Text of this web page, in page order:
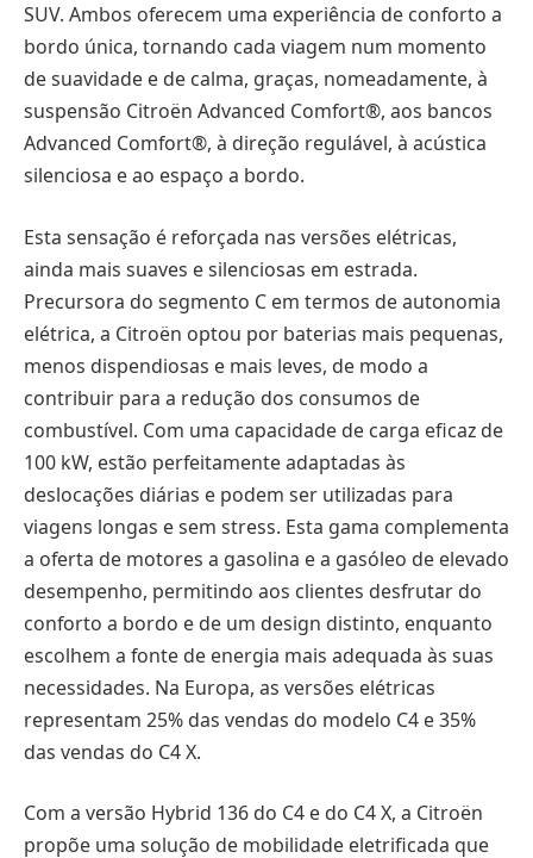
SUV. Ambos oferecem uma experiência de conforto a
bordo única, tornando cada viagem num momento
de suavidade e de calma, graças, nomeadamente, à
suspensão Citroën Advanced Comfort®, aos bancos
Advanced Comfort®, à direção regulável, à acústica
silenciosa e ao espaço a bordo.
Esta sensação é reforçada nas versões elétricas,
ainda mais suaves e silenciosas em estrada.
Precursora do segmento C em termos de autonomia
elétrica, a Citroën optou por baterias mais pequenas,
menos dispendiosas e mais leves, de modo a
contribuir para a redução dos consumos de
combustível. Com uma capacidade de carga eficaz de
100 kW, estão perfeitamente adaptadas às
deslocações diárias e podem ser utilizadas para
viagens longas e sem stress. Esta gama complementa
a oferta de motores a gasolina e a gasóleo de elevado
desempenho, permitindo aos clientes desfrutar do
conforto a bordo e de um design distinto, enquanto
escolhem a fonte de energia mais adequada às suas
necessidades. Na Europa, as versões elétricas
representam 25% das vendas do modelo C4 e 35%
das vendas do C4 X.
Com a versão Hybrid 136 do C4 e do C4 X, a Citroën
propõe uma solução de mobilidade eletrificada que